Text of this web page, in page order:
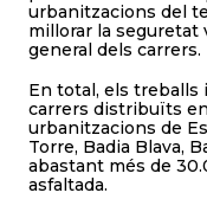
urbanitzacions del
millorar la seguretat
general dels carrers.
En total, els treballs
carrers distribuïts
urbanitzacions de Es
Torre, Badia Blava,
abastant més de
asfaltada.